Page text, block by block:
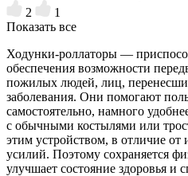
2
1
Показать все
Ходунки-роллаторы —
обеспечения возможности
пожилых людей, лиц,
заболевания. Они помогают
самостоятельно, намного
с обычными костылями или
этим устройством, в отличие от
усилий. Поэтому сохраняется
улучшает состояние здоровья и